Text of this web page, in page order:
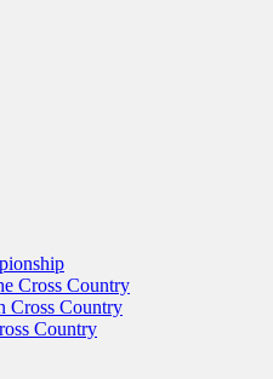
Cross Country
Cross Country
Country